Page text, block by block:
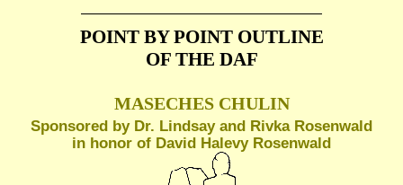
POINT BY POINT OUTLINE
OF THE DAF
MASECHES CHULIN
Sponsored by Dr. Lindsay and Rivka Rosenwald
in honor of David Halevy Rosenwald